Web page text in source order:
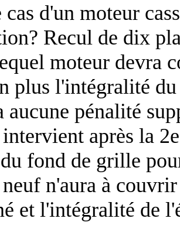
cas d'un moteur
Recul de dix
moteur devra
plus l'intégralité
aucune pénalité
après la
fond de grille
n'aura à
et l'intégralité de